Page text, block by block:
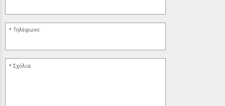
Τηλέφωνο:
Σχόλια: